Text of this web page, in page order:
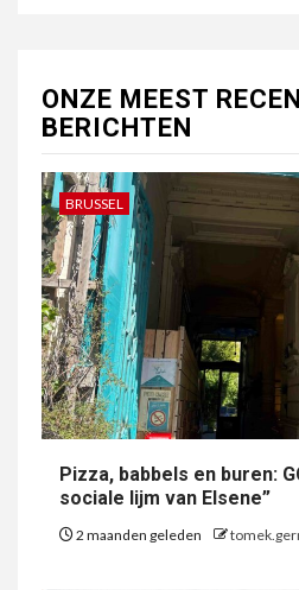
ONZE MEEST
BERICHTEN
BRUSSEL
Pizza, babbels en buren:
sociale lijm van Elsene”
2 maanden geleden